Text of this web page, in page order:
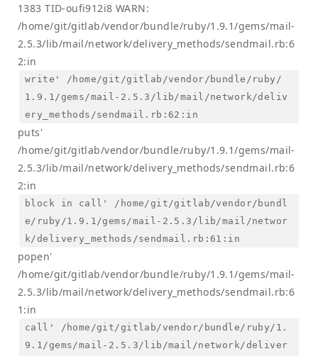
1383 TID-oufi912i8 WARN:
/home/git/gitlab/vendor/bundle/ruby/1.9.1/gems/mail-
2.5.3/lib/mail/network/delivery_methods/sendmail.rb:6
2:in
write' /home/git/gitlab/vendor/bundle/ruby/
1.9.1/gems/mail-2.5.3/lib/mail/network/deliv
ery_methods/sendmail.rb:62:in
puts'
/home/git/gitlab/vendor/bundle/ruby/1.9.1/gems/mail-
2.5.3/lib/mail/network/delivery_methods/sendmail.rb:6
2:in
block in call' /home/git/gitlab/vendor/bundl
e/ruby/1.9.1/gems/mail-2.5.3/lib/mail/networ
k/delivery_methods/sendmail.rb:61:in
popen'
/home/git/gitlab/vendor/bundle/ruby/1.9.1/gems/mail-
2.5.3/lib/mail/network/delivery_methods/sendmail.rb:6
1:in
call' /home/git/gitlab/vendor/bundle/ruby/1.
9.1/gems/mail-2.5.3/lib/mail/network/deliver